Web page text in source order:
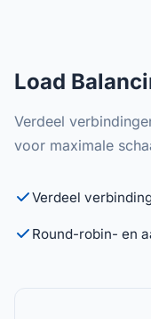
Load
Verdeel
voor maximale
Verdeel
Round-robin- en